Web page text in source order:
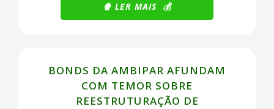
🍿 LER MAIS 💰
BONDS DA AMBIPAR AFUNDAM
COM TEMOR SOBRE
REESTRUTURAÇÃO DE